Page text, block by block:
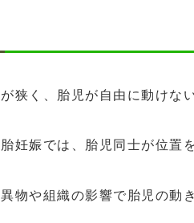
狭く、胎児が自由に動けな
妊娠では、胎児同士が位置
物や組織の影響で胎児の動